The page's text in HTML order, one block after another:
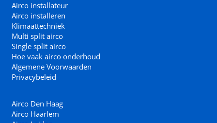
Airco installateur
Airco installeren
Klimaattechniek
Multi split airco
Single split airco
Hoe vaak airco onderhoud
Algemene Voorwaarden
Privacybeleid
Airco Den Haag
Airco Haarlem